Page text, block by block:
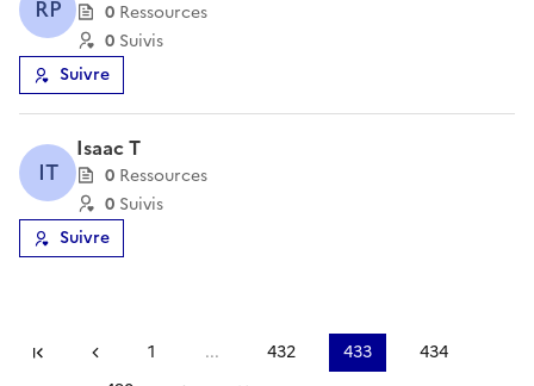
RP 0 Ressources
0 Suivis
Suivre
IT
Isaac T
0 Ressources
0 Suivis
Suivre
Première pagePage précédente
1 ... 432 433
434